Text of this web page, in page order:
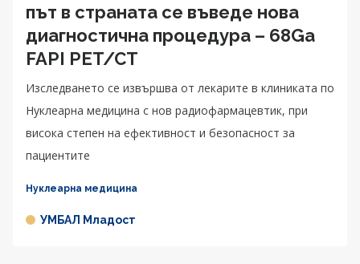
път в страната се въведе нова
диагностична процедура – 68Ga
FAPI PET/CT
Изследването се извършва от лекарите в клиниката по
Нуклеарна медицина с нов радиофармацевтик, при
висока степен на ефективност и безопасност за
пациентите
Нуклеарна медицина
УМБАЛ Младост